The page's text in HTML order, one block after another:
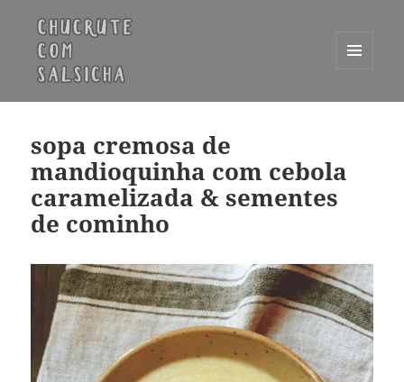
WIDGETS
sopa cremosa de
mandioquinha com cebola
caramelizada & sementes
de cominho